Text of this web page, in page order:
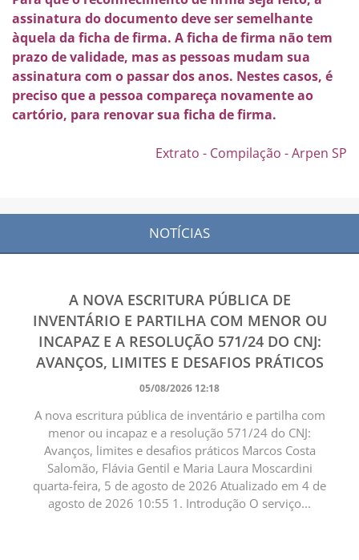
assinatura do documento deve ser semelhante
àquela da ficha de firma. A ficha de firma não tem
prazo de validade, mas as pessoas mudam sua
assinatura com o passar dos anos. Nestes casos, é
preciso que a pessoa compareça novamente ao
cartório, para renovar sua ficha de firma.
Extrato - Compilação - Arpen SP
NOTÍCIAS
A NOVA ESCRITURA PÚBLICA DE
INVENTÁRIO E PARTILHA COM MENOR OU
INCAPAZ E A RESOLUÇÃO 571/24 DO CNJ:
AVANÇOS, LIMITES E DESAFIOS PRÁTICOS
05/08/2026 12:18
A nova escritura pública de inventário e partilha com
menor ou incapaz e a resolução 571/24 do CNJ:
Avanços, limites e desafios práticos Marcos Costa
Salomão, Flávia Gentil e Maria Laura Moscardini
quarta-feira, 5 de agosto de 2026 Atualizado em 4 de
agosto de 2026 10:55 1. Introdução O serviço...